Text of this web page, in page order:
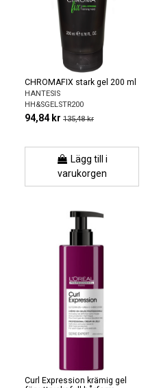
CHROMAFIX stark gel 200 ml
HANTESIS
HH&SGELSTR200
94,84 kr 135,48 kr
Lägg till i
varukorgen
Curl Expression krämig gel